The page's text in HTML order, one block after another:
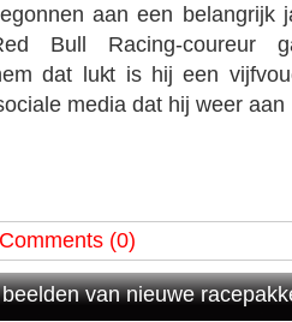
aan een belangrijk
Bull Racing-coureur
dat lukt is hij een
media dat hij weer aan
Comments (0)
van nieuwe